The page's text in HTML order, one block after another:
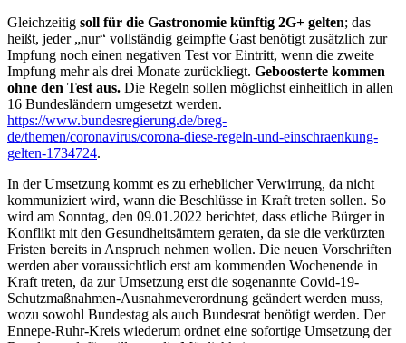
Gleichzeitig soll für die Gastronomie künftig 2G+ gelten; das
heißt, jeder „nur“ vollständig geimpfte Gast benötigt zusätzlich zur
Impfung noch einen negativen Test vor Eintritt, wenn die zweite
Impfung mehr als drei Monate zurückliegt. Geboosterte kommen
ohne den Test aus. Die Regeln sollen möglichst einheitlich in allen
16 Bundesländern umgesetzt werden.
https://www.bundesregierung.de/breg-
de/themen/coronavirus/corona-diese-regeln-und-einschraenkung-
gelten-1734724.
In der Umsetzung kommt es zu erheblicher Verwirrung, da nicht
kommuniziert wird, wann die Beschlüsse in Kraft treten sollen. So
wird am Sonntag, den 09.01.2022 berichtet, dass etliche Bürger in
Konflikt mit den Gesundheitsämtern geraten, da sie die verkürzten
Fristen bereits in Anspruch nehmen wollen. Die neuen Vorschriften
werden aber voraussichtlich erst am kommenden Wochenende in
Kraft treten, da zur Umsetzung erst die sogenannte Covid-19-
Schutzmaßnahmen-Ausnahmeverordnung geändert werden muss,
wozu sowohl Bundestag als auch Bundesrat benötigt werden. Der
Ennepe-Ruhr-Kreis wiederum ordnet eine sofortige Umsetzung der